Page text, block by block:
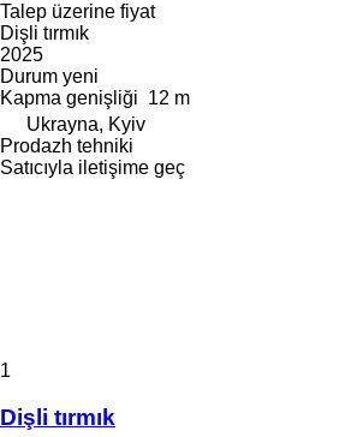
Talep üzerine fiyat
Dişli tırmık
2025
Durum yeni
Kapma genişliği 12 m
Ukrayna, Kyiv
Prodazh tehniki
Satıcıyla iletişime geç
1
Dişli tırmık